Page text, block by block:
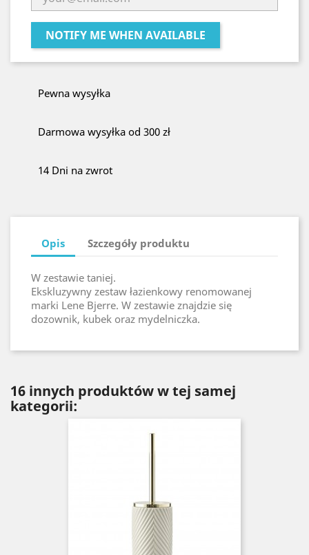
NOTIFY ME WHEN AVAILABLE
Pewna wysyłka
Darmowa wysyłka od 300 zł
14 Dni na zwrot
Opis Szczegóły produktu
W zestawie taniej.
Ekskluzywny zestaw łazienkowy renomowanej
marki Lene Bjerre. W zestawie znajdzie się
dozownik, kubek oraz mydelniczka.
16 innych produktów w tej samej
kategorii: